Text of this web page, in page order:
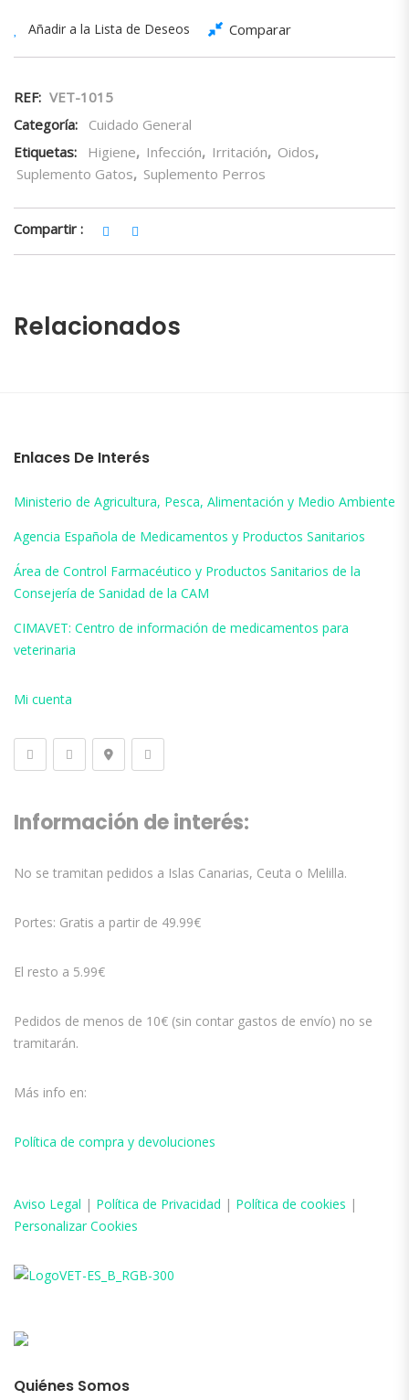
Añadir a la Lista de Deseos Comparar
REF: VET-1015
Categoría:
Cuidado General
Etiquetas:
Higiene, Infección, Irritación, Oidos,
Suplemento Gatos, Suplemento Perros
Compartir :
Relacionados
Enlaces De Interés
Ministerio de Agricultura, Pesca, Alimentación y Medio Ambiente
Agencia Española de Medicamentos y Productos Sanitarios
Área de Control Farmacéutico y Productos Sanitarios de la
Consejería de Sanidad de la CAM
CIMAVET: Centro de información de medicamentos para
veterinaria
Mi cuenta
Información de interés:
No se tramitan pedidos a Islas Canarias, Ceuta o Melilla.
Portes: Gratis a partir de 49.99€
El resto a 5.99€
Pedidos de menos de 10€ (sin contar gastos de envío) no se
tramitarán.
Más info en:
Política de compra y devoluciones
Aviso Legal | Política de Privacidad | Política de cookies |
Personalizar Cookies
Quiénes Somos